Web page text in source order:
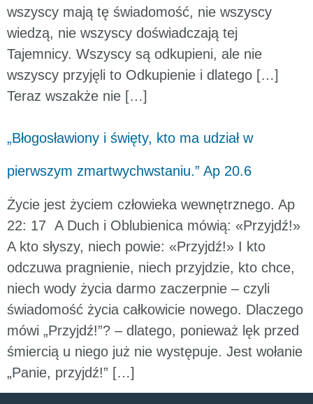
wszyscy mają tę świadomość, nie wszyscy
wiedzą, nie wszyscy doświadczają tej
Tajemnicy. Wszyscy są odkupieni, ale nie
wszyscy przyjęli to Odkupienie i dlatego […]
Teraz wszakże nie […]
„Błogosławiony i święty, kto ma udział w
pierwszym zmartwychwstaniu.” Ap 20.6
Życie jest życiem człowieka wewnętrznego. Ap
22: 17 A Duch i Oblubienica mówią: «Przyjdź!»
A kto słyszy, niech powie: «Przyjdź!» I kto
odczuwa pragnienie, niech przyjdzie, kto chce,
niech wody życia darmo zaczerpnie – czyli
świadomość życia całkowicie nowego. Dlaczego
mówi „Przyjdź!”? – dlatego, ponieważ lęk przed
śmiercią u niego już nie występuje. Jest wołanie
„Panie, przyjdź!” […]